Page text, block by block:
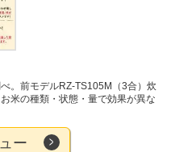
。前モデルRZ-TS105M（3合）炊
米の種類・状態・量で効果が異な
ー